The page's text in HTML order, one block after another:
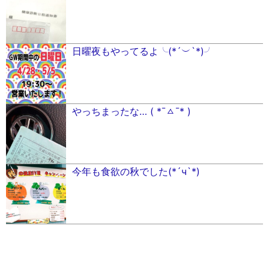
日曜夜もやってるよ╰(*´︶`*)╯
やっちまったな… ( *¯ㅿ¯* )
今年も食欲の秋でした(*´ч`*)